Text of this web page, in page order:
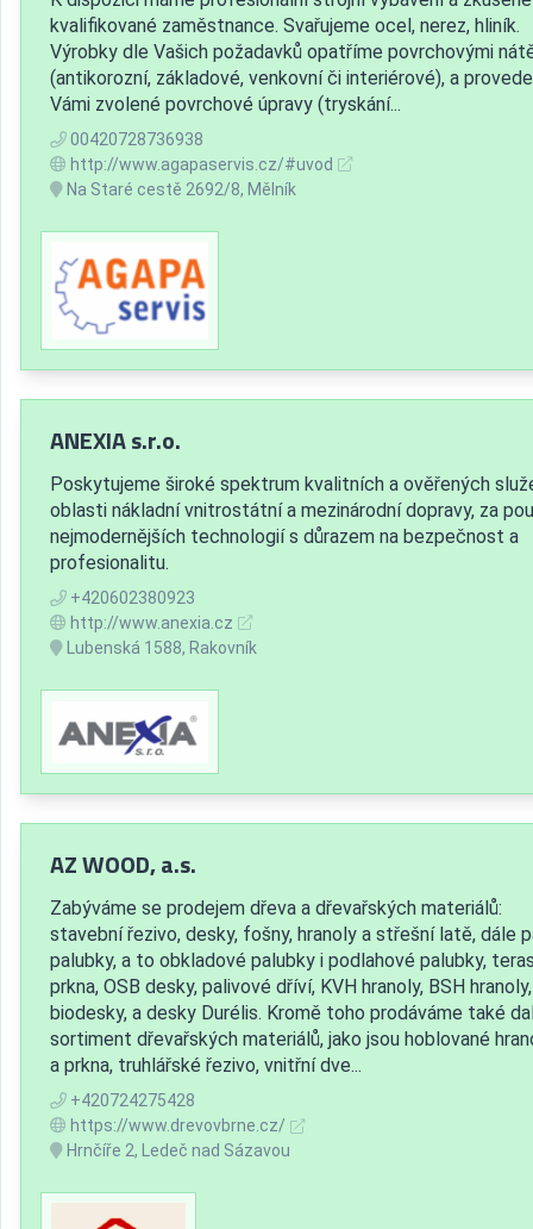
kvalifikované zaměstnance. Svařujeme ocel, nerez, hliník.
Výrobky dle Vašich požadavků opatříme povrchovými
(antikorozní, základové, venkovní či interiérové), a
Vámi zvolené povrchové úpravy (tryskání...
00420728736938
http://www.agapaservis.cz/#uvod
Na Staré cestě 2692/8, Mělník
ANEXIA s.r.o.
Poskytujeme široké spektrum kvalitních a ověřených
oblasti nákladní vnitrostátní a mezinárodní dopravy, za
nejmodernějších technologií s důrazem na bezpečnost a
profesionalitu.
+420602380923
http://www.anexia.cz
Lubenská 1588, Rakovník
AZ WOOD, a.s.
Zabýváme se prodejem dřeva a dřevařských materiálů:
stavební řezivo, desky, fošny, hranoly a střešní latě, dále
palubky, a to obkladové palubky i podlahové palubky,
prkna, OSB desky, palivové dříví, KVH hranoly, BSH hranoly,
biodesky, a desky Durélis. Kromě toho prodáváme také
sortiment dřevařských materiálů, jako jsou hoblované
a prkna, truhlářské řezivo, vnitřní dve...
+420724275428
https://www.drevovbrne.cz/
Hrnčíře 2, Ledeč nad Sázavou